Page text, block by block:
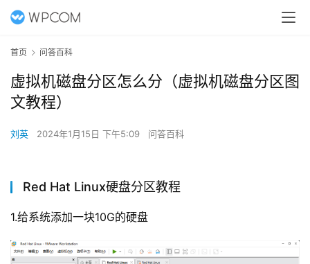
首页 问答百科
虚拟机磁盘分区怎么分（虚拟机磁盘分区图
文教程）
刘英 2024年1月15日 下午5:09 问答百科
Red Hat Linux硬盘分区教程
1.给系统添加一块10G的硬盘